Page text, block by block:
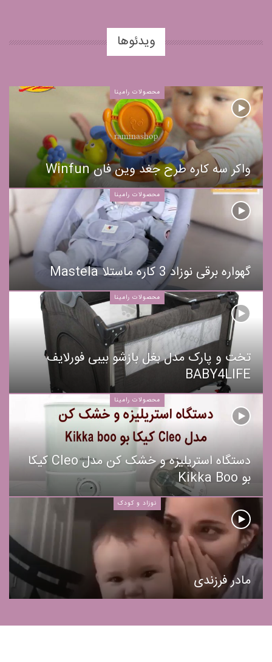
ویدئوها
محصولات رامینا
واکر سه کاره طرح جغد وین فان Winfun
محصولات رامینا
گهواره برقی نوزاد 3 کاره ماستلا Mastela
محصولات رامینا
تخت و پارک مدل بغل بازشو بیبی فورلایف
BABY4LIFE
محصولات رامینا
دستگاه استریلیزه و خشک کن مدل Cleo کیکا
بو Kikka Boo
نوزاد و کودک
مادر فرزندی